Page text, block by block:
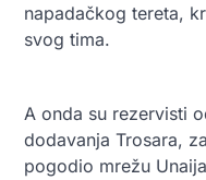
napadačkog tereta,
svog tima.
A onda su rezervisti
dodavanja Trosara,
pogodio mrežu